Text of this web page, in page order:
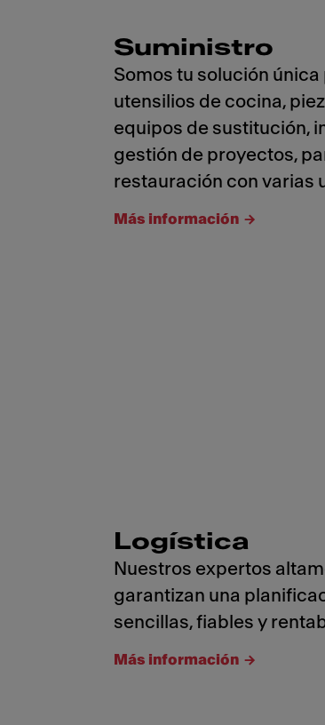
Suministro
Somos tu solución
utensilios de cocina,
equipos de sustitución,
gestión de proyectos,
restauración con varias
Más información
Logística
Nuestros expertos
garantizan una
sencillas, fiables y
Más información